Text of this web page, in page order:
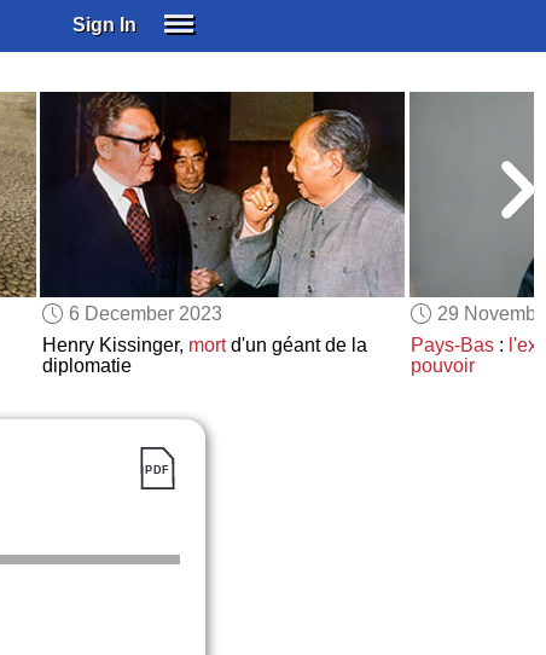
Sign In
SUBSCRIBE
EDUCATIONAL LICENSES
GIFT CARDS
OTHER LANGUAGES
ABOUT US
ALEXA
ADJUST COLORS
6 December 2023
Henry Kissinger, mortd'un géant de la
diplomatie
29
Pays-Bas :
pouvoir